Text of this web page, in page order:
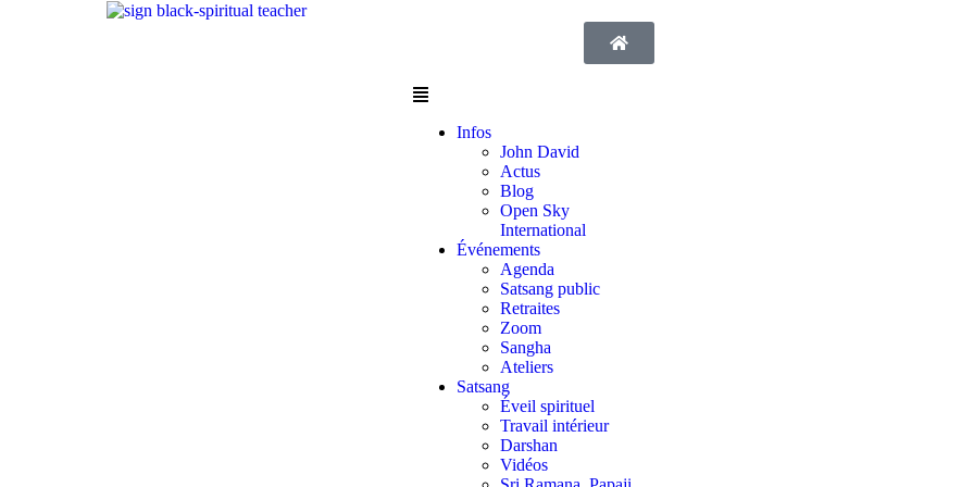
Infos
John David
Actus
Blog
Open Sky
International
Événements
Agenda
Satsang public
Retraites
Zoom
Sangha
Ateliers
Satsang
Éveil spirituel
Travail intérieur
Darshan
Vidéos